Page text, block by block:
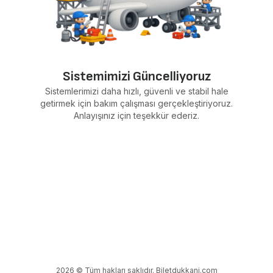
Sistemimizi Güncelliyoruz
Sistemlerimizi daha hızlı, güvenli ve stabil hale
getirmek için bakım çalışması gerçekleştiriyoruz.
Anlayışınız için teşekkür ederiz.
2026 © Tüm hakları saklıdır. Biletdukkani.com